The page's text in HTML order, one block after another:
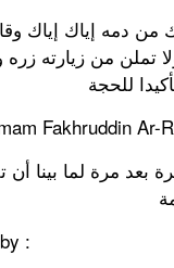
من زيارته زره
Fakhruddin Ar-
بعد مرة لما بينا
: